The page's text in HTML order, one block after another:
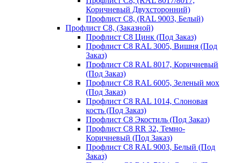
Коричневый Двухсторонний)
Профлист С8, (RAL 9003, Белый)
Профлист С8, (Заказной)
Профлист С8 Цинк (Под Заказ)
Профлист С8 RAL 3005, Вишня (Под
Заказ)
Профлист С8 RAL 8017, Коричневый
(Под Заказ)
Профлист С8 RAL 6005, Зеленый мох
(Под Заказ)
Профлист С8 RAL 1014, Слоновая
кость (Под Заказ)
Профлист С8 Экостиль (Под Заказ)
Профлист С8 RR 32, Темно-
Коричневый (Под Заказ)
Профлист С8 RAL 9003, Белый (Под
Заказ)